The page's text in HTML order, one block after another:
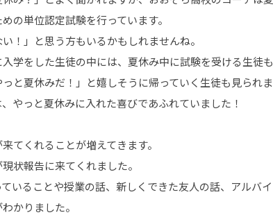
の単位認定試験を行っています。
！」と思う方もいるかもしれませんね。
学をした生徒の中には、夏休み中に試験を受ける生徒も
と夏休みだ！」と嬉しそうに帰っていく生徒も見られま
やっと夏休みに入れた喜びであふれていました！
てくれることが増えてきます。
状報告に来てくれました。
いることや授業の話、新しくできた友人の話、アルバ
かりました。